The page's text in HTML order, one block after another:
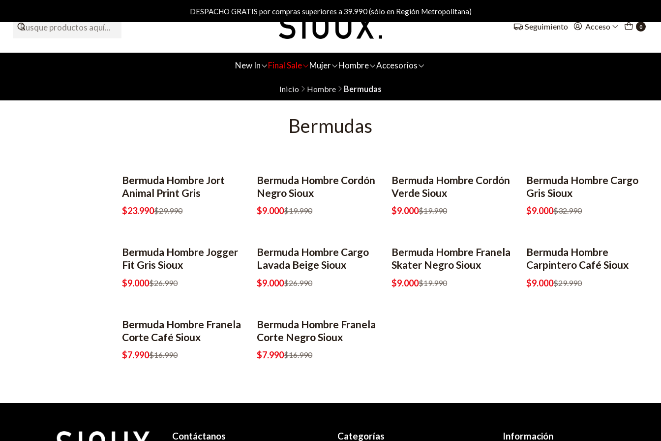
Seguimiento Acceso 0
New In Final Sale Mujer Hombre Accesorios
DESPACHO GRATIS por compras superiores a 39.990 (sólo en Región Metropolitana)
Inicio Hombre Bermudas
Bermudas
Bermuda Hombre Jort
Animal Print Gris
$23.990$29.990
-55% OFF
Bermuda Hombre Cordón
Negro Sioux
$9.000$19.990
-55% OFF
Bermuda Hombre Cordón
Verde Sioux
$9.000$19.990
-73% OFF
Bermuda Hombre Cargo
Gris Sioux
$9.000$32.990
-67% OFF
Bermuda Hombre Jogger
Fit Gris Sioux
$9.000$26.990
-67% OFF
Bermuda Hombre Cargo
Lavada Beige Sioux
$9.000$26.990
-55% OFF
Bermuda Hombre Franela
Skater Negro Sioux
$9.000$19.990
-70% OFF
Bermuda Hombre
Carpintero Café Sioux
$9.000$29.990
-53% OFF
Bermuda Hombre Franela
Corte Café Sioux
$7.990$16.990
-53% OFF
Bermuda Hombre Franela
Corte Negro Sioux
$7.990$16.990
Contáctanos Categorías Información